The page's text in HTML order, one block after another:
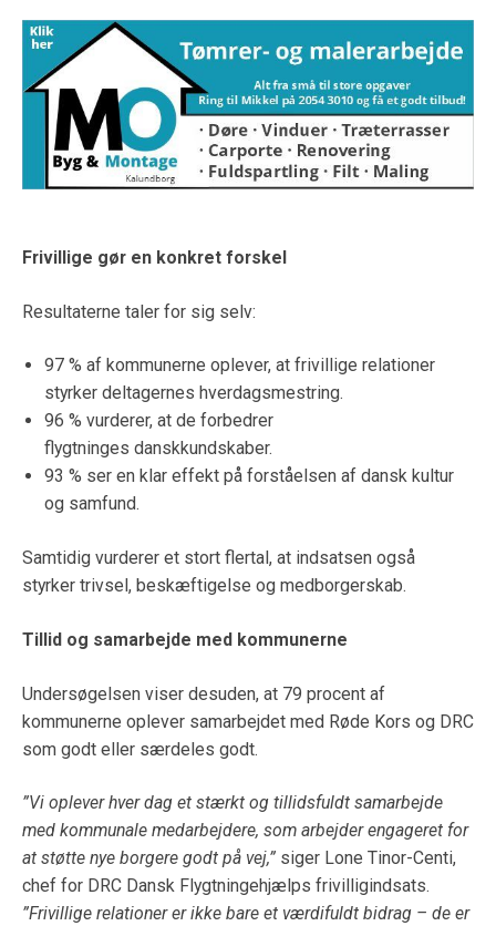
Frivillige gør en konkret forskel
Resultaterne taler for sig selv:
97 % af kommunerne oplever, at frivillige relationer
styrker deltagernes hverdagsmestring.
96 % vurderer, at de forbedrer
flygtninges danskkundskaber.
93 % ser en klar effekt på forståelsen af dansk kultur
og samfund.
Samtidig vurderer et stort flertal, at indsatsen også
styrker trivsel, beskæftigelse og medborgerskab.
Tillid og samarbejde med kommunerne
Undersøgelsen viser desuden, at 79 procent af
kommunerne oplever samarbejdet med Røde Kors og DRC
som godt eller særdeles godt.
”Vi oplever hver dag et stærkt og tillidsfuldt samarbejde
med kommunale medarbejdere, som arbejder engageret for
at støtte nye borgere godt på vej,” siger Lone Tinor-Centi,
chef for DRC Dansk Flygtningehjælps frivilligindsats.
”Frivillige relationer er ikke bare et værdifuldt bidrag – de er